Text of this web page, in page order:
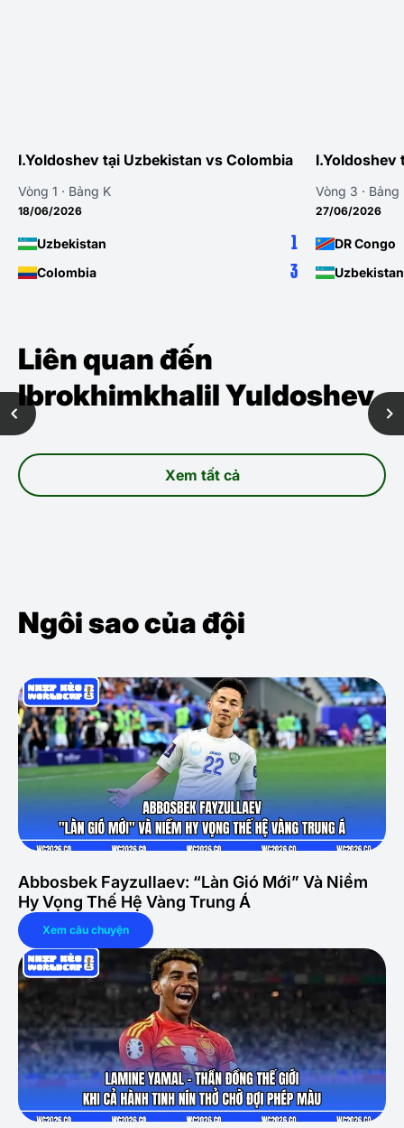
I.Yoldoshev tại Uzbekistan vs Colombia
Vòng 1 · Bảng K
18/06/2026
Uzbekistan 1
Colombia 3
I.Yoldoshev
Vòng 3 · Bảng
27/06/2026
DR Congo
Uzbekistan
Liên quan đến
Ibrokhimkhalil Yuldoshev
Xem tất cả
Ngôi sao của đội
Abbosbek Fayzullaev: “Làn Gió Mới” Và Niềm
Hy Vọng Thế Hệ Vàng Trung Á
Xem câu chuyện